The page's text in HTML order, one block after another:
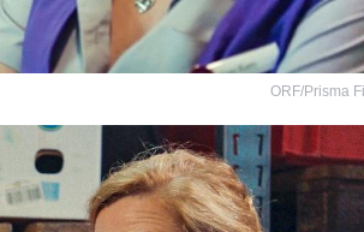
ORF/Prisma